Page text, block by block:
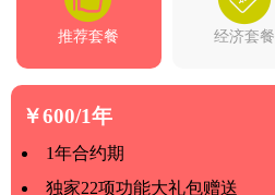
推荐套餐 经济套餐
￥600/1年
1年合约期
独家22项功能大礼包赠送